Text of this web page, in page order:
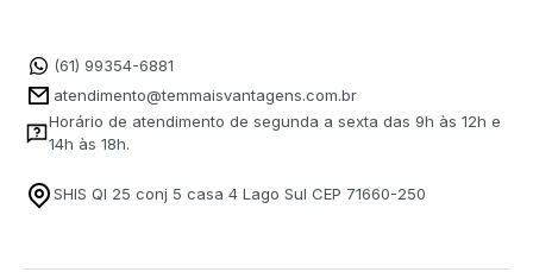
(61) 99354-6881
atendimento@temmaisvantagens.com.br
Horário de atendimento de segunda a sexta das 9h às 12h e
14h às 18h.
SHIS QI 25 conj 5 casa 4 Lago Sul CEP 71660-250